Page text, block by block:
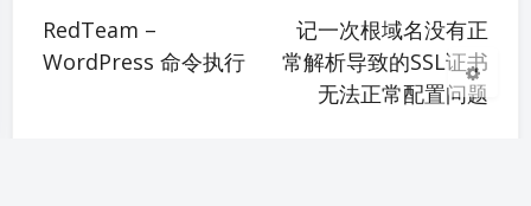
日落 暗化 灰度
RedTeam –
WordPress 命令执行
记一次根域名没有正
常解析导致的SSL证书
无法正常配置问题